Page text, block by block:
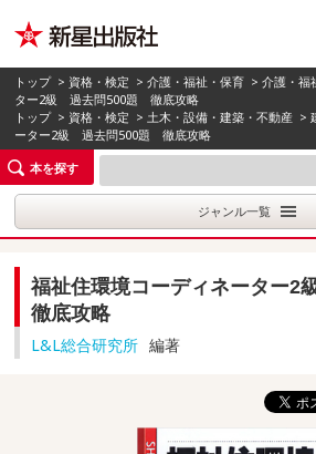
トップ > 資格・検定 >介護・福祉・保育 >介護・福
ター2級 過去問500題 徹底攻略
トップ > 資格・検定 >土木・設備・建築・不動産 >
ーター2級 過去問500題 徹底攻略
本を探す
ジャンル一覧
福祉住環境コーディネーター
徹底攻略
L&L総合研究所 編著